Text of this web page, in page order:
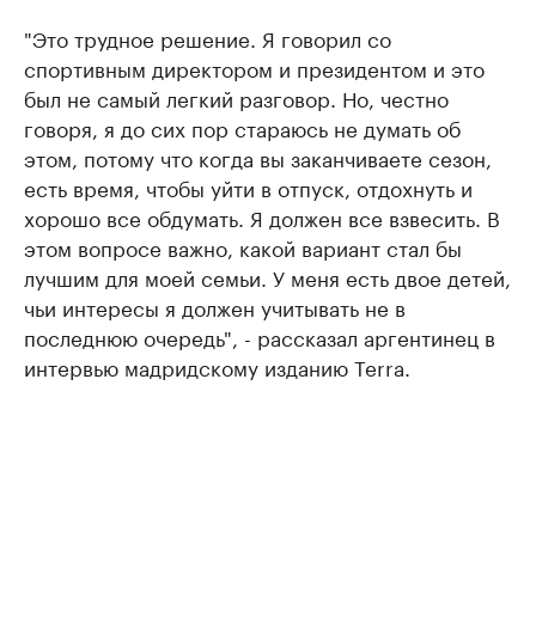
"Это трудное решение. Я говорил со
спортивным директором и президентом и это
был не самый легкий разговор. Но, честно
говоря, я до сих пор стараюсь не думать об
этом, потому что когда вы заканчиваете сезон,
есть время, чтобы уйти в отпуск, отдохнуть и
хорошо все обдумать. Я должен все взвесить. В
этом вопросе важно, какой вариант стал бы
лучшим для моей семьи. У меня есть двое детей,
чьи интересы я должен учитывать не в
последнюю очередь", - рассказал аргентинец в
интервью мадридскому изданию Terra.